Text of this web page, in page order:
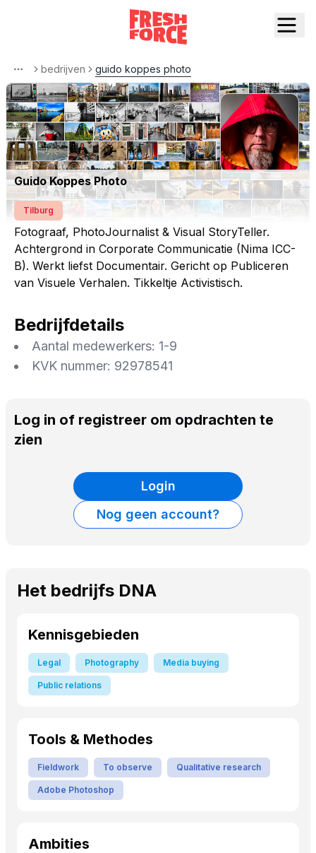
Morebedrijven guido koppes photo
Guido Koppes Photo
Tilburg
Fotograaf, PhotoJournalist & Visual StoryTeller.
Achtergrond in Corporate Communicatie (Nima ICC-
B). Werkt liefst Documentair. Gericht op Publiceren
van Visuele Verhalen. Tikkeltje Activistisch.
Bedrijfdetails
Aantal medewerkers: 1-9
KVK nummer: 92978541
Log in of registreer om opdrachten te
zien
Login
Nog geen account?
Het bedrijfs DNA
Kennisgebieden
Legal Photography Media buying
Public relations
Tools & Methodes
Fieldwork To observe Qualitative research
Adobe Photoshop
Ambities